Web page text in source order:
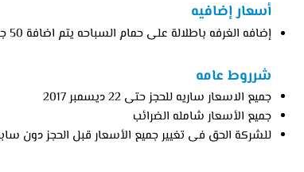
أسعار إضافيه
إضافه الغرفه باطلالة على حمام السباحه يتم اضافة 50 جنيه للفرد فى الليله على الاسعار اعلاه
شرروط عامه
جميع الاسعار ساريه للحجز حتى 22 ديسمبر 2017
جميع الأسعار شامله الضرائب
للشركة الحق فى تغيير جميع الأسعار قبل الحجز دون